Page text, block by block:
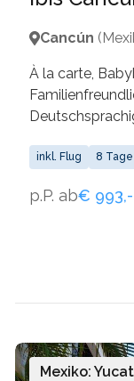
Cancún
À la carte,
inkl. Flug 8 Tage
p.P. ab€ 993,-
Mexiko: